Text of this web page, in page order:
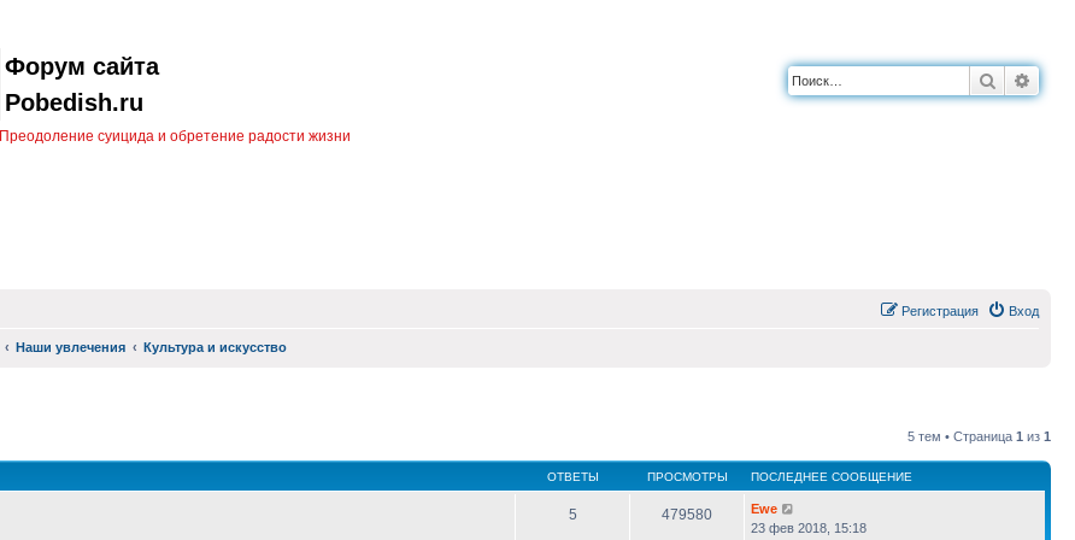
Форум сайта
Pobedish.ru
Преодоление суицида и обретение радости жизни
Поиск
Вход
Регистрация
Наши увлечения Культура и искусство
5 тем • Страница 1 из 1
ОТВЕТЫ ПРОСМОТРЫ ПОСЛЕДНЕЕ СООБЩЕНИЕ
5 479580
Ewe
23 фев 2018, 15:18